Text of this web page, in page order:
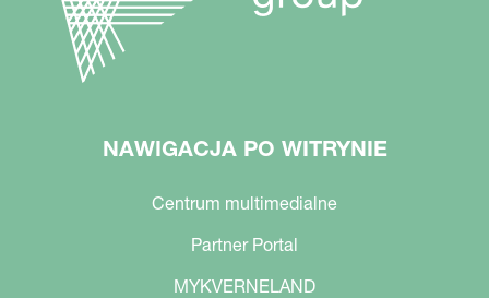
NAWIGACJA PO WITRYNIE
Centrum multimedialne
Partner Portal
MYKVERNELAND